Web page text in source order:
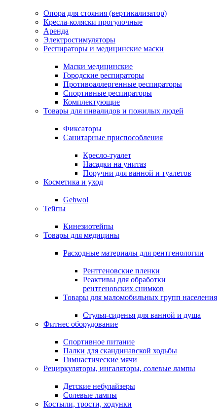
Опора для стояния (вертикализатор)
Кресла-коляски прогулочные
Аренда
Электростимуляторы
Респираторы и медицинские маски
Маски медицинские
Городские респираторы
Противоаллергенные респираторы
Спортивные респираторы
Комплектующие
Товары для инвалидов и пожилых людей
Фиксаторы
Санитарные приспособления
Кресло-туалет
Насадки на унитаз
Поручни для ванной и туалетов
Косметика и уход
Gehwol
Тейпы
Кинезиотейпы
Товары для медицины
Расходные материалы для рентгенологии
Рентгеновские пленки
Реактивы для обработки
рентгеновских снимков
Товары для маломобильных групп населения
Стулья-сиденья для ванной и душа
Фитнес оборудование
Спортивное питание
Палки для скандинавской ходьбы
Гимнастические мячи
Рециркуляторы, ингаляторы, солевые лампы
Детские небулайзеры
Солевые лампы
Костыли, трости, ходунки